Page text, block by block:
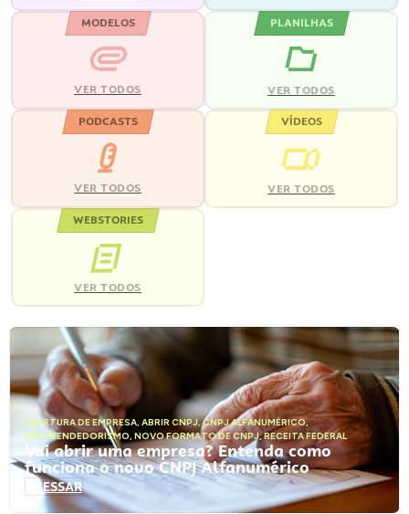
MODELOS
VER TODOS
PLANILHAS
VER TODOS
PODCASTS
VER TODOS
VÍDEOS
VER TODOS
WEBSTORIES
VER TODOS
ABERTURA DE EMPRESA, ABRIR CNPJ,CNPJ ALFANUMÉRICO,
EMPREENDEDORISMO, NOVO FORMATO DE CNPJ,RECEITA FEDERAL
Vai abrir uma empresa? Entenda como
funciona o novo CNPJ Alfanumérico
ACESSAR